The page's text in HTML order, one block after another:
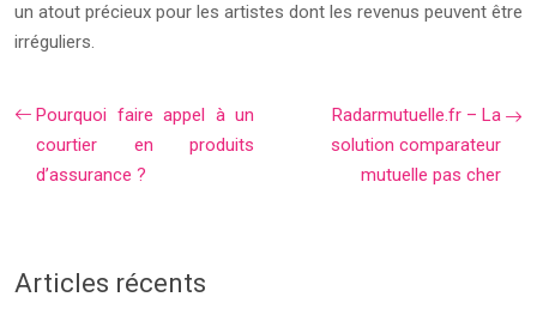
un atout précieux pour les artistes dont les revenus peuvent être
irréguliers.
Pourquoi faire appel à un
courtier en produits
d’assurance ?
Radarmutuelle.fr – La
solution comparateur
mutuelle pas cher
Articles récents